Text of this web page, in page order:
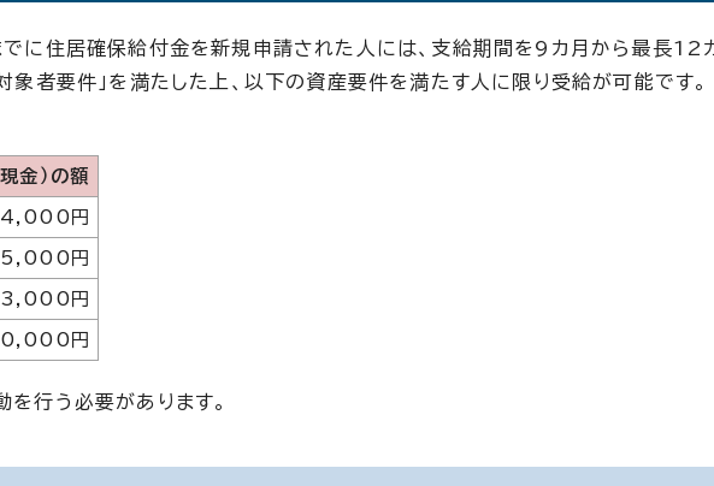
に住居確保給付金を新規申請された人には、支給期間を9カ月から最長12
象者要件」を満たした上、以下の資産要件を満たす人に限り受給が可能です。
金）の額
円
円
円
円
行う必要があります。